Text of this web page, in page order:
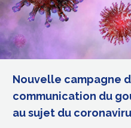
Nouvelle campagne
communication du
au sujet du